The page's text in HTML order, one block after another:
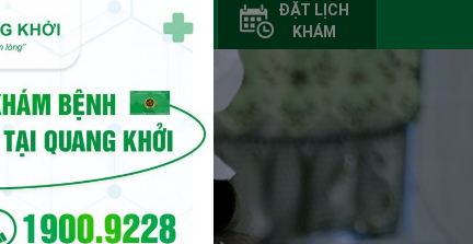
ĐẶT LỊCH
KHÁM
LIÊN HỆ
BỆNH VIỆN